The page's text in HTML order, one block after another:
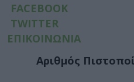
FACEBOOK
TWITTER
ΕΠΙΚΟΙΝΩΝΙΑ
Αριθμός